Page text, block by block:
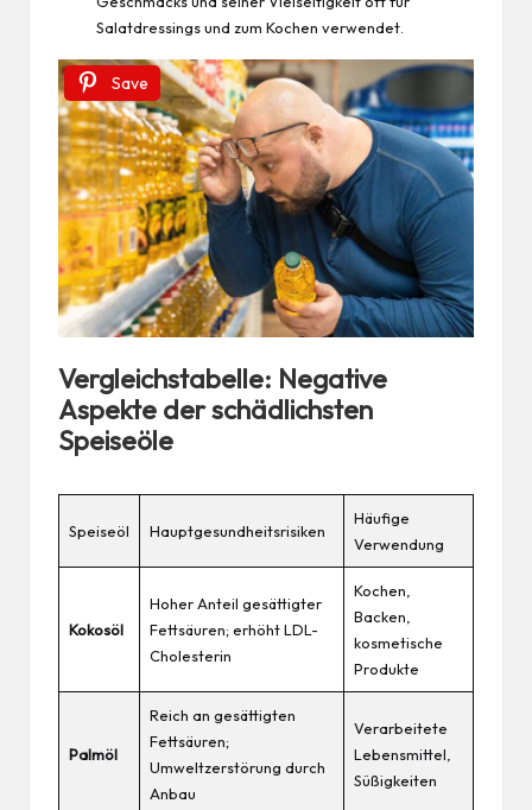
Salatdressings und zum Kochen verwendet.
Save
Vergleichstabelle: Negative
Aspekte der schädlichsten
Speiseöle
Speiseöl Hauptgesundheitsrisiken
Häufige
Verwendung
Kokosöl
Hoher Anteil gesättigter
Fettsäuren; erhöht LDL-
Cholesterin
Kochen,
Backen,
kosmetische
Produkte
Palmöl
Reich an gesättigten
Fettsäuren;
Umweltzerstörung durch
Anbau
Verarbeitete
Lebensmittel
Süßigkeiten